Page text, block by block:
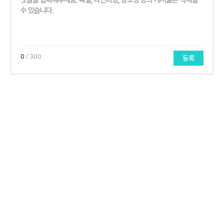
0 / 300 등록